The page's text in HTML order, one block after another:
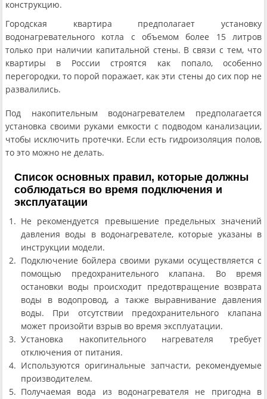
конструкцию.
Городская квартира предполагает установку
водонагревательного котла с объемом более 15 литров
только при наличии капитальной стены. В связи с тем, что
квартиры в России строятся как попало, особенно
перегородки, то порой поражает, как эти стены до сих пор не
развалились.
Под накопительным водонагревателем предполагается
установка своими руками емкости с подводом канализации,
чтобы исключить протечки. Если есть гидроизоляция полов,
то это можно не делать.
Список основных правил, которые должны
соблюдаться во время подключения и
эксплуатации
Не рекомендуется превышение предельных значений
давления воды в водонагревателе, которые указаны в
инструкции модели.
Подключение бойлера своими руками осуществляется с
помощью предохранительного клапана. Во время
остановки воды происходит предотвращение возврата
воды в водопровод, а также выравнивание давления
воды. При отсутствии предохранительного клапана
может произойти взрыв во время эксплуатации.
Установка накопительного нагревателя требует
отключения от питания.
Используются оригинальные запчасти, рекомендуемые
производителем.
Получаемая вода из водонагревателя не пригодна в